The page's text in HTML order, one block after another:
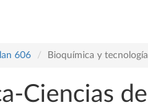
606 Bioquímica y
Ciencias